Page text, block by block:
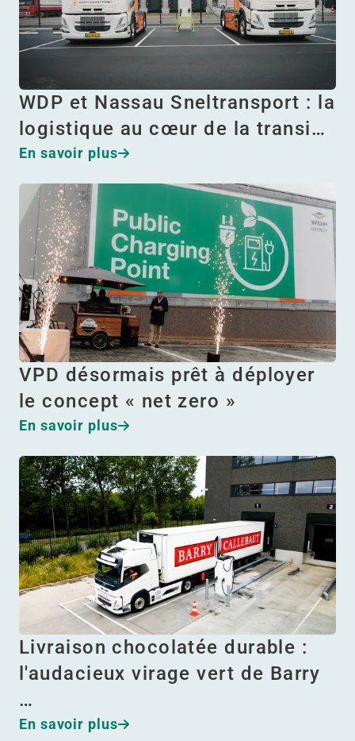
WDP et Nassau Sneltransport : la
logistique au cœur de la transi…
En savoir plus
VPD désormais prêt à déployer
le concept « net zero »
En savoir plus
Livraison chocolatée durable :
l'audacieux virage vert de Barry
…
En savoir plus